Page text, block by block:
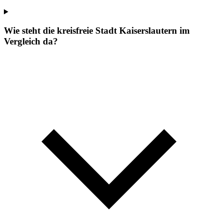
Wie steht die kreisfreie Stadt Kaiserslautern im
Vergleich da?